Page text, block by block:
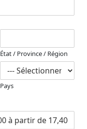
État / Province / Région
Pays